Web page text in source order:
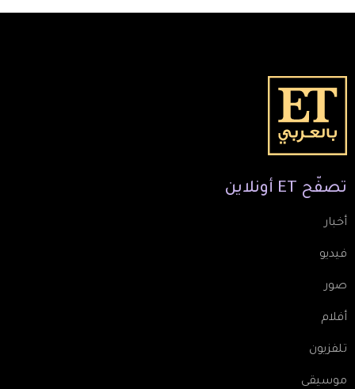
تصفّح ET أونلاين
أخبار
فيديو
صور
أفلام
تلفزيون
موسيقى